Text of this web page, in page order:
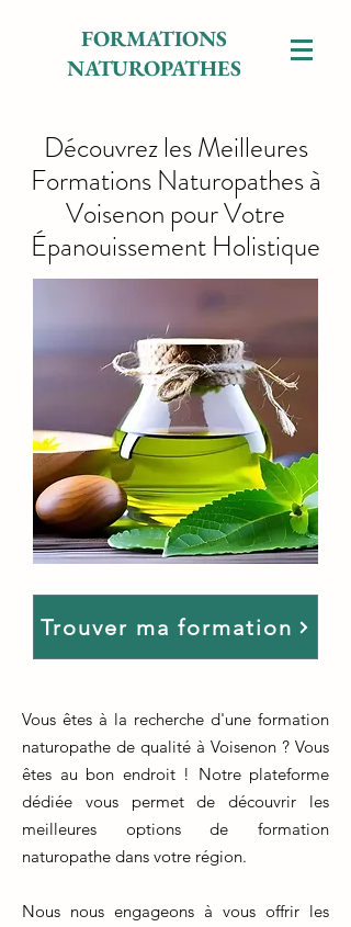
FORMATIONS
NATUROPATHES
Découvrez les Meilleures
Formations Naturopathes à
Voisenon pour Votre
Épanouissement Holistique
Trouver ma formation
Vous êtes à la recherche d'une formation
naturopathe de qualité à Voisenon ? Vous
êtes au bon endroit ! Notre plateforme
dédiée vous permet de découvrir les
meilleures options de formation
naturopathe dans votre région.
Nous nous engageons à vous offrir les